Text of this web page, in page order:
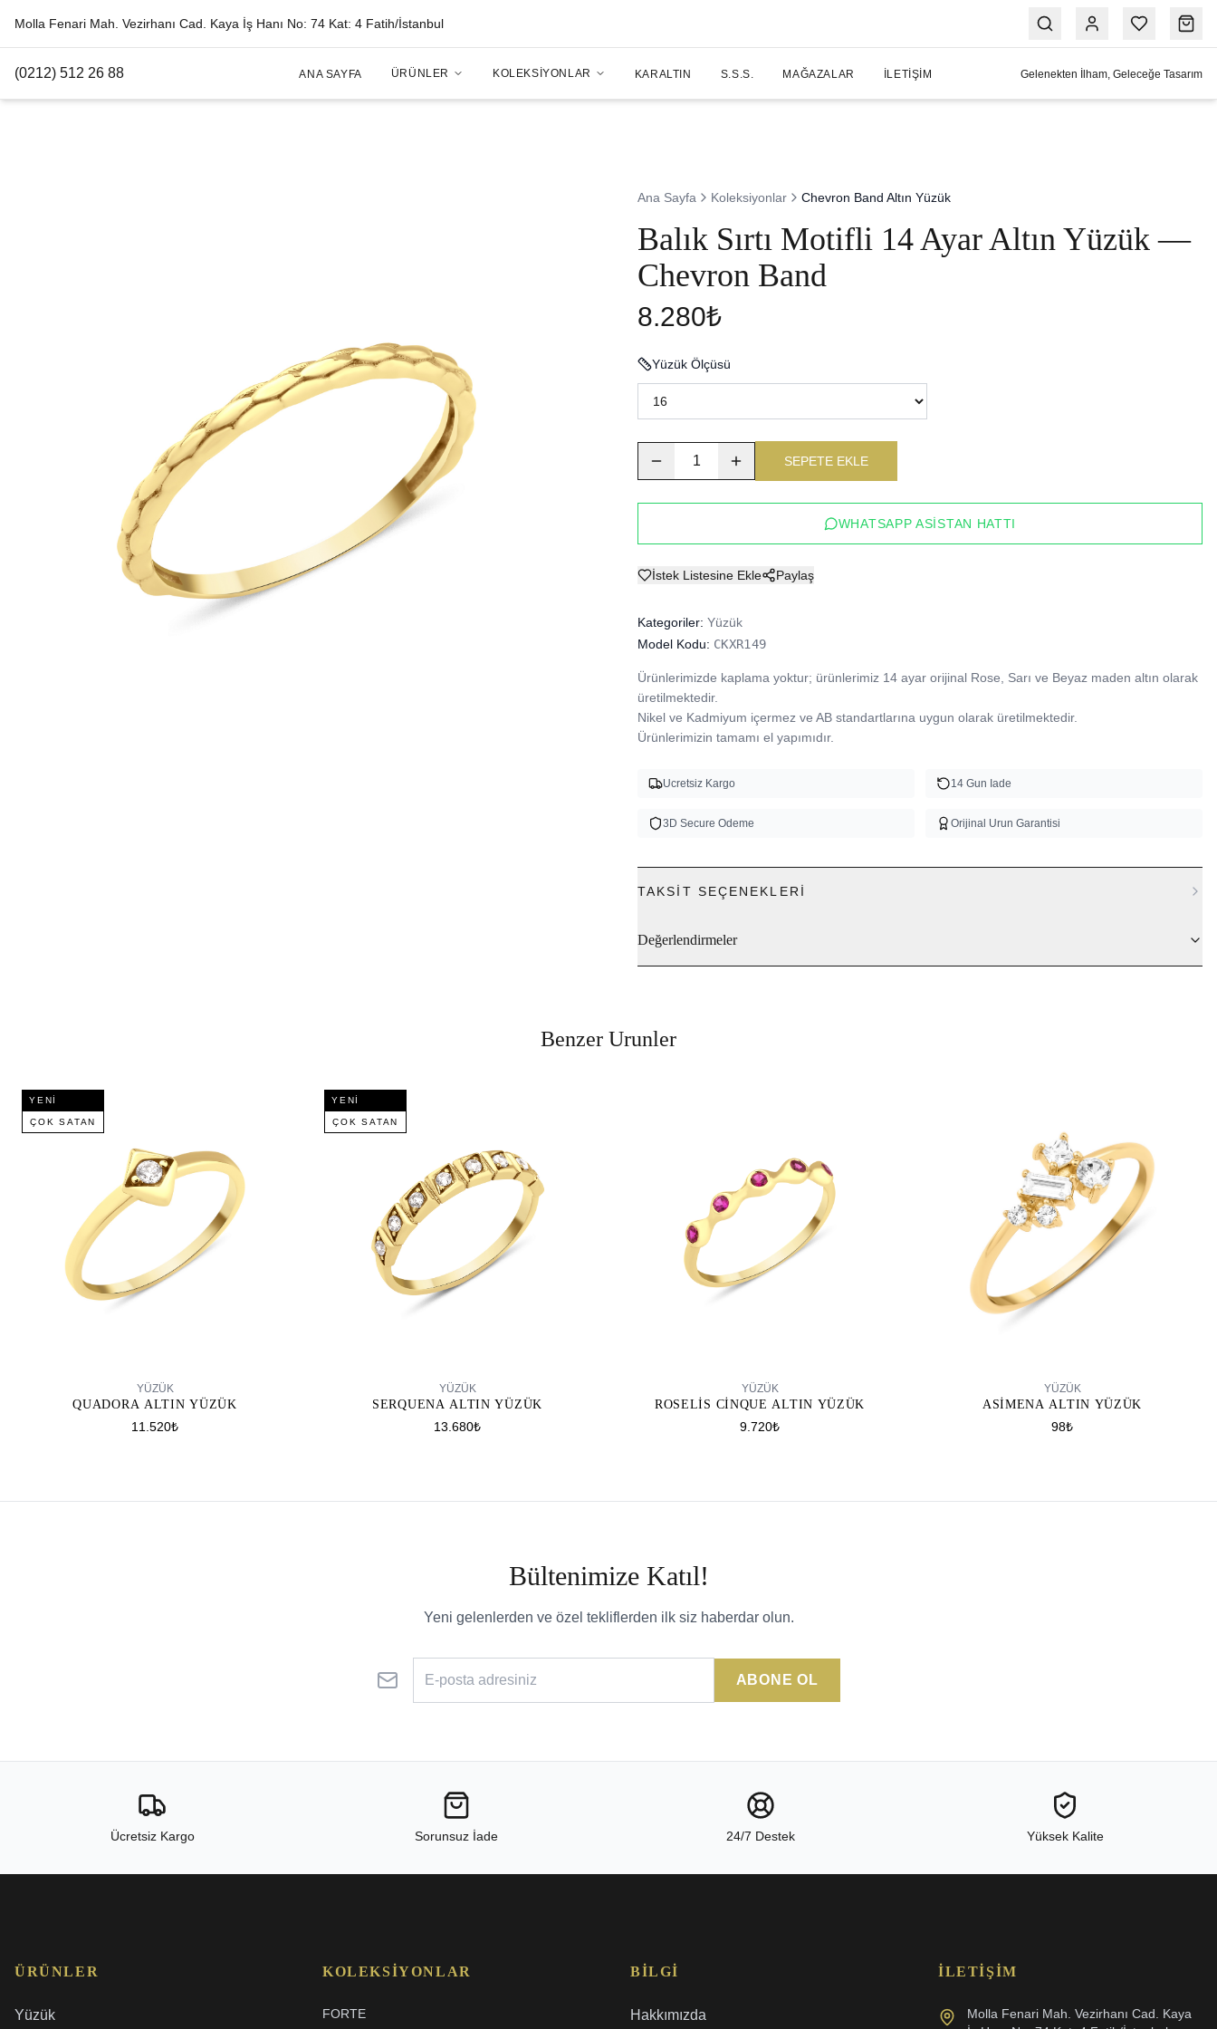
Molla Fenari Mah. Vezirhanı Cad. Kaya İş Hanı No: 74 Kat: 4 Fatih/İstanbul
(0212) 512 26 88 ANA SAYFA ÜRÜNLER KOLEKSIYONLAR KARALTIN S.S.S. MAĞAZALAR İLETIŞIM Gelenekten İlham, Geleceğe Tasarım
Ana Sayfa Koleksiyonlar Chevron Band Altın Yüzük
Balık Sırtı Motifli 14 Ayar Altın Yüzük —
Chevron Band
8.280₺
Yüzük Ölçüsü
1 SEPETE EKLE
WHATSAPP ASISTAN HATTI
İstek Listesine Ekle Paylaş
Kategoriler: Yüzük
Model Kodu: CKXR149
Ürünlerimizde kaplama yoktur; ürünlerimiz 14 ayar orijinal Rose, Sarı ve Beyaz maden altın olarak
üretilmektedir.
Nikel ve Kadmiyum içermez ve AB standartlarına uygun olarak üretilmektedir.
Ürünlerimizin tamamı el yapımıdır.
Ucretsiz Kargo 14 Gun Iade
3D Secure Odeme Orijinal Urun Garantisi
TAKSIT SEÇENEKLERI
Değerlendirmeler
Benzer Urunler
YENI
ÇOK SATAN
YÜZÜK
QUADORA ALTIN YÜZÜK
11.520₺
YENI
ÇOK SATAN
YÜZÜK
SERQUENA ALTIN YÜZÜK
13.680₺
YÜZÜK
ROSELIS CINQUE ALTIN YÜZÜK
9.720₺
YÜZÜK
ASIMENA ALTIN YÜZÜK
98₺
Bültenimize Katıl!
Yeni gelenlerden ve özel tekliflerden ilk siz haberdar olun.
ABONE OL
Ücretsiz Kargo Sorunsuz İade 24/7 Destek Yüksek Kalite
ÜRÜNLER
Yüzük
KOLEKSIYONLAR
FORTE
BILGI
Hakkımızda
İLETIŞIM
Molla Fenari Mah. Vezirhanı Cad. Kaya